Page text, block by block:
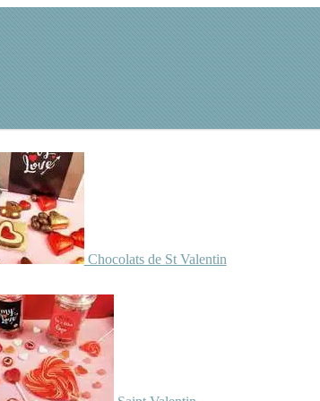
Chocolats de St Valentin